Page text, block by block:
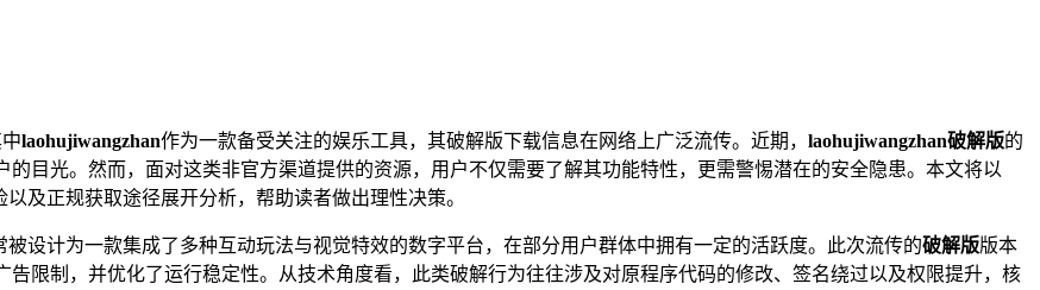
laohujiwangzhan作为一款备受关注的娱乐工具，其破解版下载信息在网络上广泛流传。近期， laohujiwangzhan破解版的
的目光。然而，面对这类非官方渠道提供的资源，用户不仅需要了解其功能特性，更需警惕潜在的安全隐患。本文将以
及正规获取途径展开分析，帮助读者做出理性决策。
设计为一款集成了多种互动玩法与视觉特效的数字平台，在部分用户群体中拥有一定的活跃度。此次流传的破解版版本
告限制，并优化了运行稳定性。从技术角度看，此类破解行为往往涉及对原程序代码的修改、签名绕过以及权限提升，核